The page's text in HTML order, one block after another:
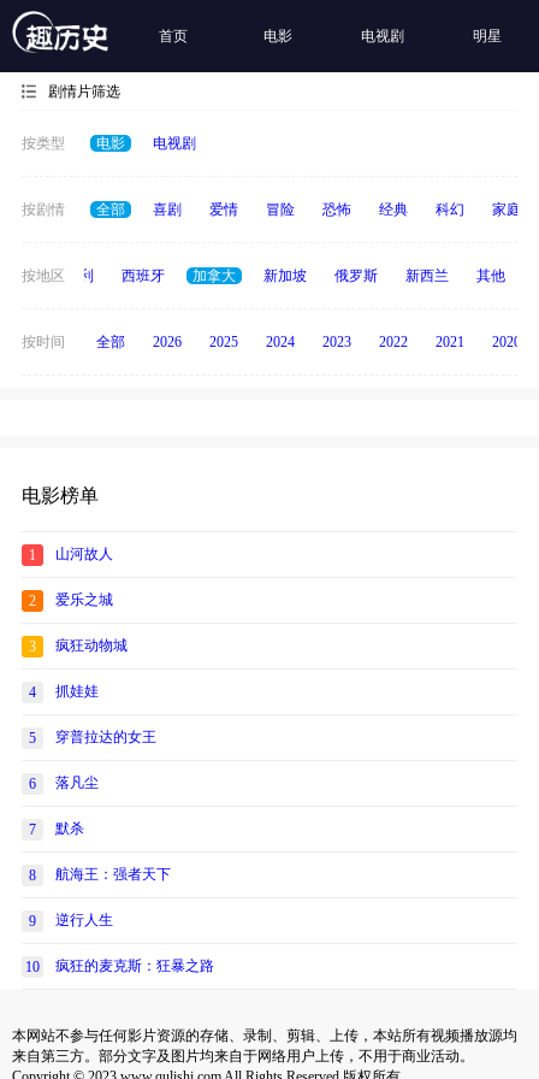
首页 电影 电视剧 明星
剧情片筛选
按类型 电影 电视剧
按剧情 全部 喜剧 爱情 冒险 恐怖 经典 科幻 家庭
按地区
度 意大利 西班牙 加拿大 新加坡 俄罗斯 新西兰 其他
按时间 全部 2026 2025 2024 2023 2022 2021 2020
电影榜单
1 山河故人
2 爱乐之城
3 疯狂动物城
4 抓娃娃
5 穿普拉达的女王
6 落凡尘
7 默杀
8 航海王：强者天下
9 逆行人生
10 疯狂的麦克斯：狂暴之路
本网站不参与任何影片资源的存储、录制、剪辑、上传，本站所有视频播放源均
来自第三方。部分文字及图片均来自于网络用户上传，不用于商业活动。